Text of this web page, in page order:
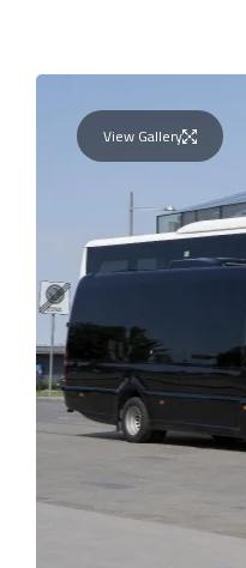
View Gallery